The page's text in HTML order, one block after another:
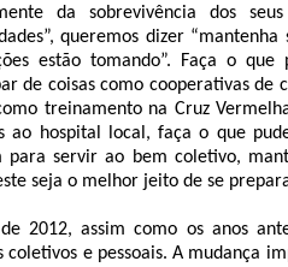
da sobrevivência dos
queremos dizer
estão tomando”. Faça o
de coisas como cooperativas de
treinamento na Cruz
ao hospital local, faça o que
para servir ao bem coletivo,
seja o melhor jeito de se
2012, assim como os anos
coletivos e pessoais. A mudança